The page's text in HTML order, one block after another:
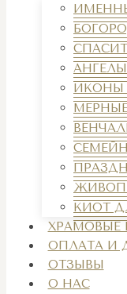
ИКОНЫ
КИОТ
ХРАМОВЫЕ
ОПЛАТА И
ОТЗЫВЫ
О НАС